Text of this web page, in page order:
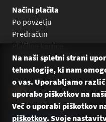
Načini plačila
Po povzetju
Predračun
Plačilne kartice
Plačilo na obroke Leanpay
Plačilo na obroke s
Na naši spletni strani
tehnologije, ki nam
o vas. Uporabljamo
uporabo piškotkov na
Več o uporabi piškotkov
piškotkov. Svoje